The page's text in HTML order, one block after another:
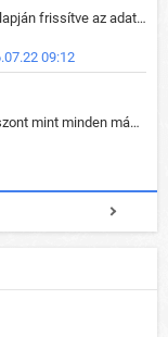
Kártya változások a 36.0.3-as patch alapján frissítve az adatbázisban (képek is cserélve).
09:12
Amióta bejött, csak ezzel játszom. Viszont mint minden más - akár az alapjáték is, ez is baromira összetett lett. Néha már pár kör után is esélytelen az egész. Vagy irreállisan túltápol valaki, vagy lelép a partner, vagy csak hülye mint a segg. És amikor eljönne az én időm, na akkor jön el mindenki másé is. Engem jobban érdekelne, hogy ki milyen ratingen szokott játszani. Na ez lenne egy érdekes adat.